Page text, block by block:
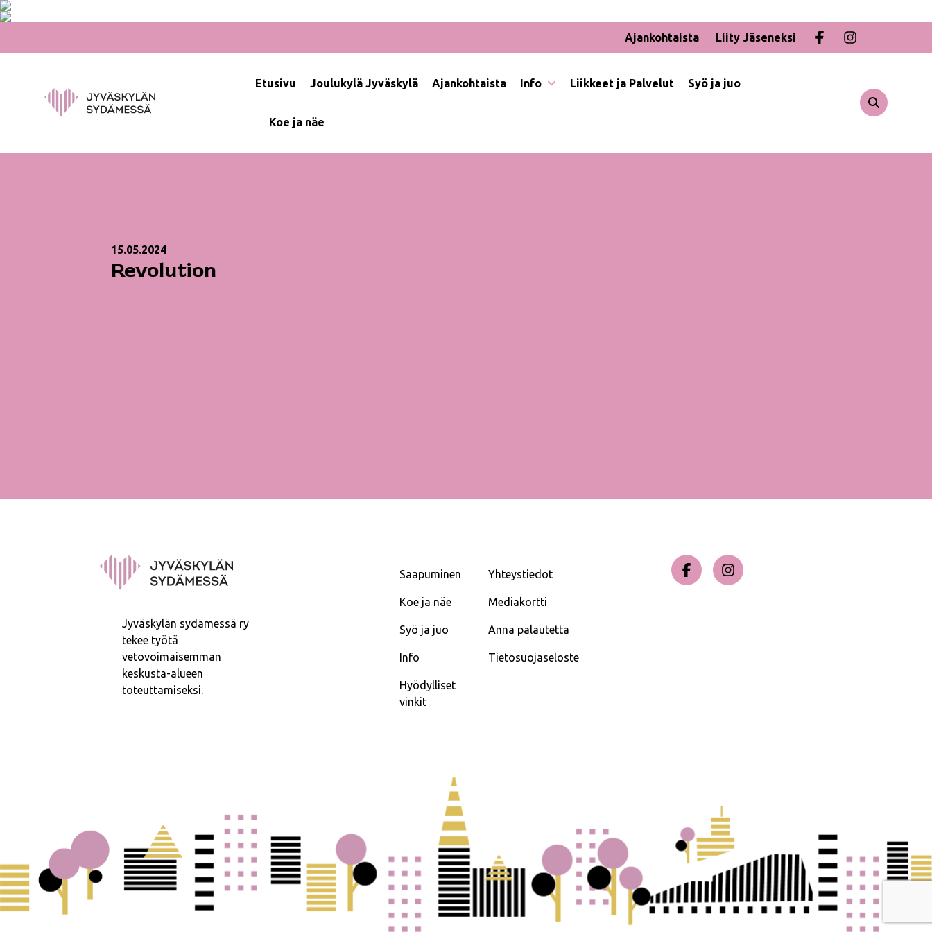
Ajankohtaista
Liity Jäseneksi
Etusivu Joulukylä Jyväskylä Ajankohtaista Info Liikkeet ja Palvelut Syö ja juo
Koe ja näe
15.05.2024
Revolution
Jyväskylän sydämessä ry
tekee työtä
vetovoimaisemman
keskusta-alueen
toteuttamiseksi.
Saapuminen
Koe ja näe
Syö ja juo
Info
Hyödylliset
vinkit
Yhteystiedot
Mediakortti
Anna palautetta
Tietosuojaseloste